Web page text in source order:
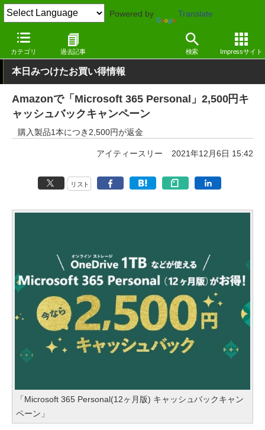
Powered by Translate
カテゴリ 過去記事 検索 Impressサイト
窓の杜 オフィス・ドキュメント Windows
本日みつけたお買い得情報
Amazonで「Microsoft 365 Personal」2,500円キ
ャッシュバックキャンペーン
購入製品1本につき2,500円が返金
アイティースリー 2021年12月6日 15:42
リスト
「Microsoft 365 Personal(12ヶ月版) キャッシュバックキャン
ペーン」